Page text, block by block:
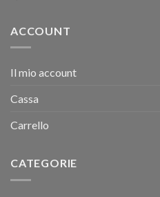
ACCOUNT
Il mio account
Cassa
Carrello
CATEGORIE